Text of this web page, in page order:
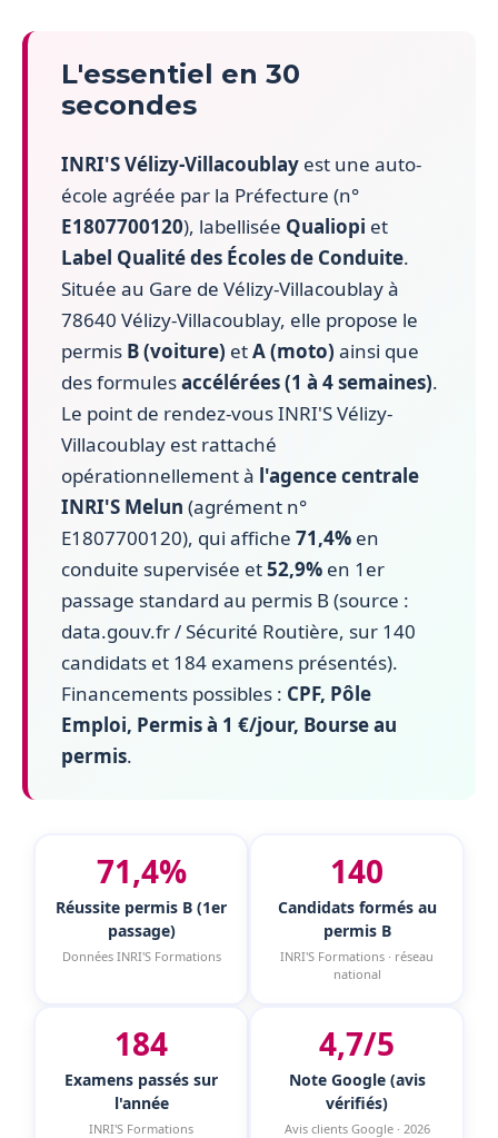
L'essentiel en 30
secondes
INRI'S Vélizy-Villacoublay est une auto-
école agréée par la Préfecture (n°
E1807700120), labellisée Qualiopi et
Label Qualité des Écoles de Conduite.
Située au Gare de Vélizy-Villacoublay à
78640 Vélizy-Villacoublay, elle propose le
permis B (voiture) etA (moto) ainsi que
des formulesaccélérées (1 à 4 semaines).
Le point de rendez-vous INRI'S Vélizy-
Villacoublay est rattaché
opérationnellement à l'agence centrale
INRI'S Melun (agrément n°
E1807700120), qui affiche 71,4% en
conduite supervisée et52,9% en 1er
passage standard au permis B (source :
data.gouv.fr / Sécurité Routière, sur 140
candidats et 184 examens présentés).
Financements possibles : CPF, Pôle
Emploi, Permis à 1 €/jour, Bourse au
permis.
71,4%
Réussite permis B (1er
passage)
Données INRI'S Formations
140
Candidats formés au
permis B
INRI'S Formations · réseau
national
184
Examens passés sur
l'année
INRI'S Formations
4,7/5
Note Google (avis
vérifiés)
Avis clients Google · 2026